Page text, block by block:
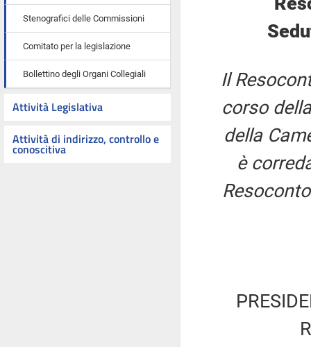
Stenografici delle Commissioni
Comitato per la legislazione
Bollettino degli Organi Collegiali
Attività Legislativa
Attività di indirizzo, controllo e
conoscitiva
Il
corso
della
è